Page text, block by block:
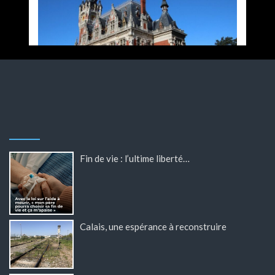
Fin de vie : l’ultime liberté…
Calais, une espérance à reconstruire